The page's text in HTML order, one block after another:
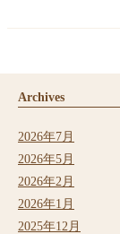
Archives
2026年7月
2026年5月
2026年2月
2026年1月
2025年12月